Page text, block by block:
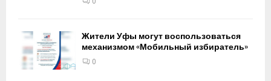
Жители Уфы могут воспользоваться
механизмом «Мобильный избиратель»
0